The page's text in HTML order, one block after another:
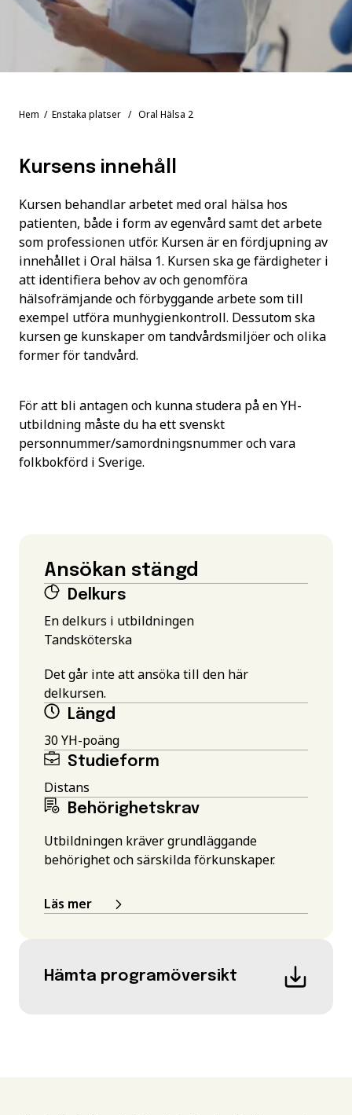
Hem / Enstaka platser / Oral Hälsa 2
Kursens innehåll
Kursen behandlar arbetet med oral hälsa hos
patienten, både i form av egenvård samt det arbete
som professionen utför. Kursen är en fördjupning av
innehållet i Oral hälsa 1. Kursen ska ge färdigheter i
att identifiera behov av och genomföra
hälsofrämjande och förbyggande arbete som till
exempel utföra munhygienkontroll. Dessutom ska
kursen ge kunskaper om tandvårdsmiljöer och olika
former för tandvård.
För att bli antagen och kunna studera på en YH-
utbildning måste du ha ett svenskt
personnummer/samordningsnummer och vara
folkbokförd i Sverige.
Ansökan stängd
Delkurs
En delkurs i utbildningen
Tandsköterska
Det går inte att ansöka till den här
delkursen.
Längd
30 YH-poäng
Studieform
Distans
Behörighetskrav
Utbildningen kräver grundläggande
behörighet och särskilda förkunskaper.
Läs mer
Hämta programöversikt